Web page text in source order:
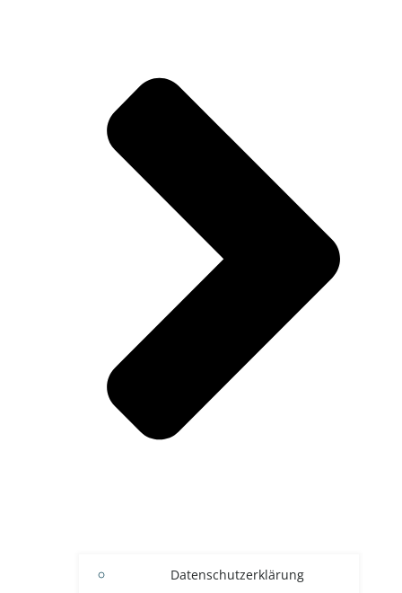
Datenschutzerklärung